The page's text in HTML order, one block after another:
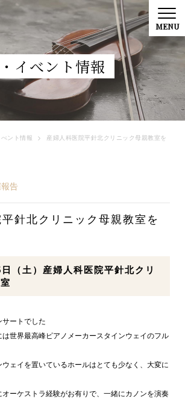
イべント情報
ント情報
産婦人科医院平針北クリニック母親教室を
報告
針北クリニック母親教室を
（土）産婦人科医院平針北クリ
ートでした
世界最高峰ピアノメーカースタインウェイのフル
ェイを置いているホールはとても少なく、大変に
ーケストラ経験がお有りで、一緒にカノンを演奏